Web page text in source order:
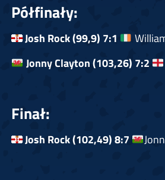
Półfinały:
Josh Rock (99,9) 7:1
Jonny Clayton (103,26) 7:2
Finał:
Josh Rock (102,49) 8:7